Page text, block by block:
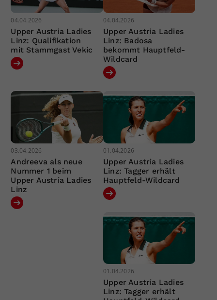
04.04.2026
Upper Austria Ladies
Linz: Qualifikation
mit Stammgast Vekic
04.04.2026
Upper Austria Ladies
Linz: Badosa
bekommt Hauptfeld-
Wildcard
03.04.2026
Andreeva als neue
Nummer 1 beim
Upper Austria Ladies
Linz
01.04.2026
Upper Austria Ladies
Linz: Tagger erhält
Hauptfeld-Wildcard
01.04.2026
Upper Austria Ladies
Linz: Tagger erhält